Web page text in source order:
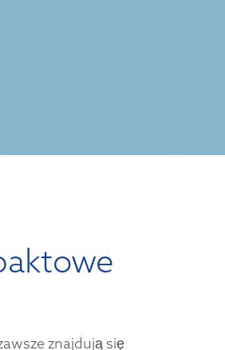
znajdują się